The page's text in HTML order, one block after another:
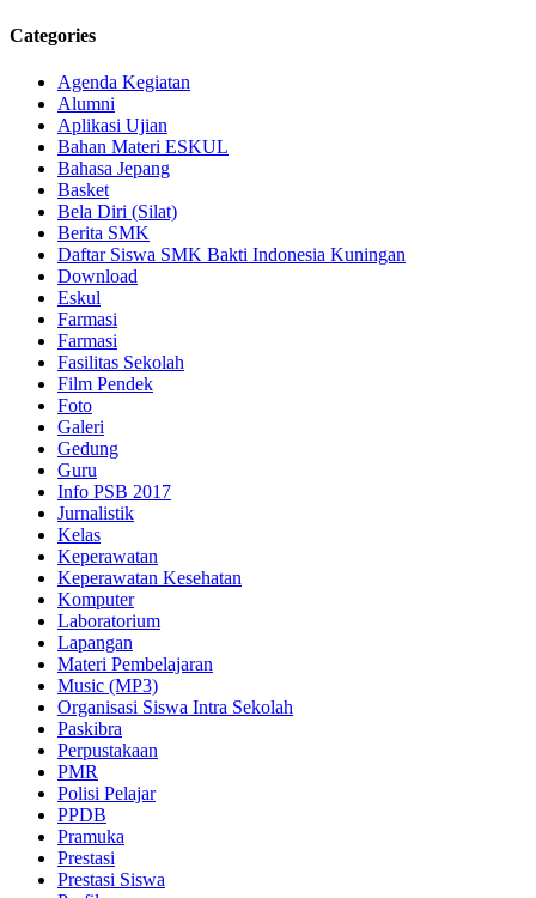
Categories
Agenda Kegiatan
Alumni
Aplikasi Ujian
Bahan Materi ESKUL
Bahasa Jepang
Basket
Bela Diri (Silat)
Berita SMK
Daftar Siswa SMK Bakti Indonesia Kuningan
Download
Eskul
Farmasi
Farmasi
Fasilitas Sekolah
Film Pendek
Foto
Galeri
Gedung
Guru
Info PSB 2017
Jurnalistik
Kelas
Keperawatan
Keperawatan Kesehatan
Komputer
Laboratorium
Lapangan
Materi Pembelajaran
Music (MP3)
Organisasi Siswa Intra Sekolah
Paskibra
Perpustakaan
PMR
Polisi Pelajar
PPDB
Pramuka
Prestasi
Prestasi Siswa